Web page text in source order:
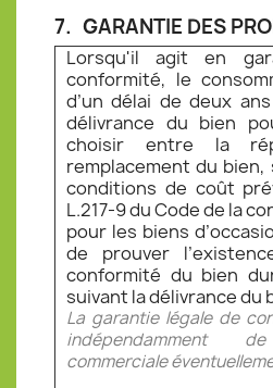
7. GARANTIE DES
Lorsqu'il agit en
conformité, le
d’un délai de deux
délivrance du bien
choisir entre la
remplacement du
conditions de coût
L.217-9 du Code de la
pour les biens
de prouver
conformité du bien
suivant la délivrance du
La garantie légale de
indépendamment
commerciale